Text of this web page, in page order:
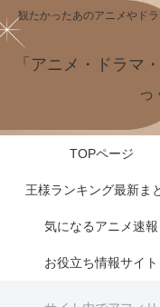
観たかったあのアニメやド
「アニメ・ドラ
っ
TOPページ
王様ランキング最新ま
気になるアニメ速報
お役立ち情報サイト